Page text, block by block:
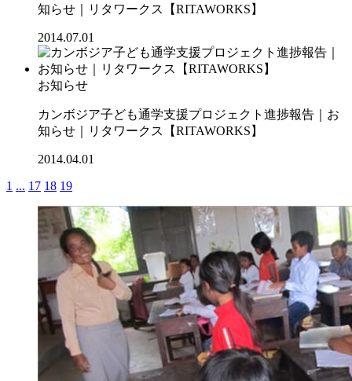
知らせ｜リタワークス【RITAWORKS】
2014.07.01
お知らせ
カンボジア子ども通学支援プロジェクト進捗報告｜お
知らせ｜リタワークス【RITAWORKS】
2014.04.01
1 ... 17 18 19